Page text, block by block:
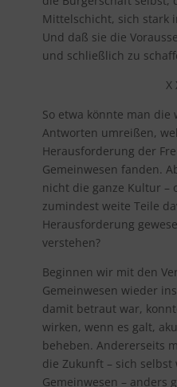
Mittelschicht, sich stark
Und daß sie die
und schließlich zu
X
So etwa könnte man
Antworten umreißen,
Herausforderung der
Gemeinwesen fanden.
nicht die ganze Kultur –
zumindest weite Teile
Herausforderung
verstehen?
Beginnen wir mit den
Gemeinwesen wieder
damit betraut war,
wirken, wenn es galt,
beheben. Andererseits
die Zukunft – sich selbst
Gemeinwesen – anders